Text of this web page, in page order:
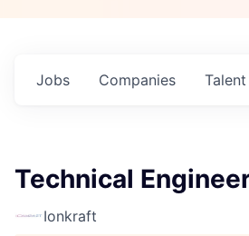
Jobs Companies Talent
Technical
Ionkraft